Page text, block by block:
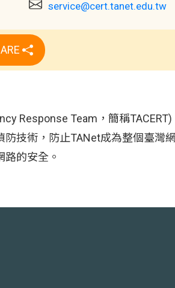
service@cert.tanet.edu.tw
Response Team，簡稱
技術，防止TANet成為整個臺灣
的安全。